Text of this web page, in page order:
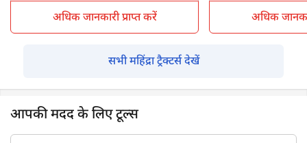
अधिक जानकारी प्राप्त करें अधिक
सभी महिंद्रा ट्रैक्टर्स देखें
आपकी मदद के लिए टूल्स